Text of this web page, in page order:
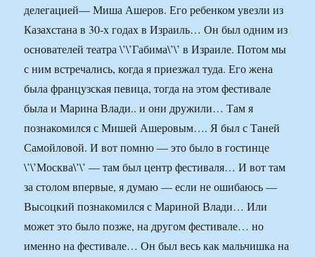
делегацией— Миша Ашеров. Его ребенком увезли из
Казахстана в 30-х годах в Израиль… Он был одним из
основателей театра \’\’Габима\’\’ в Израиле. Потом мы
с ним встречались, когда я приезжал туда. Его жена
была французская певица, тогда на этом фестивале
была и Марина Влади.. и они дружили… Там я
познакомился с Мишей Ашеровым…. Я был с Таней
Самойловой. И вот помню — это было в гостинце
\’\’Москва\’\’ — там был центр фестиваля… И вот там
за столом впервые, я думаю — если не ошибаюсь —
Высоцкий познакомился с Мариной Влади… Или
может это было позже, на другом фестивале… но
именно на фестивале… Он был весь как мальчишка на